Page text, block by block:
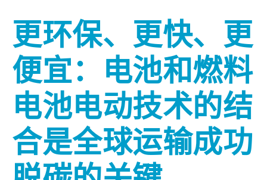
更环保、更快、更
便宜：电池和燃料
电池电动技术的结
合是全球运输成功